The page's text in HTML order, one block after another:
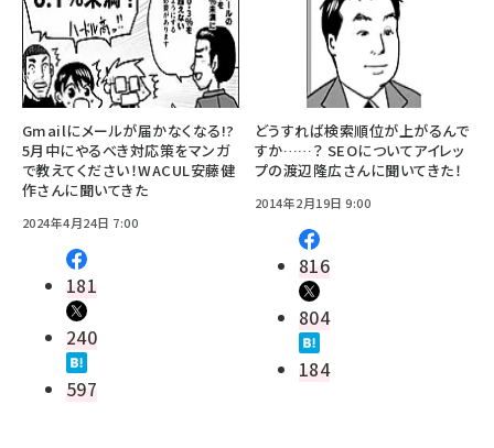
Gmailにメールが届かなくなる!?
5月中にやるべき対応策をマンガ
で教えてください！WACUL安藤健
作さんに聞いてきた
2024年4月24日 7:00
181
240
597
どうすれば検索順位が上がるんで
すか……？ SEOについてアイレッ
プの渡辺隆広さんに聞いてきた！
2014年2月19日 9:00
816
804
184